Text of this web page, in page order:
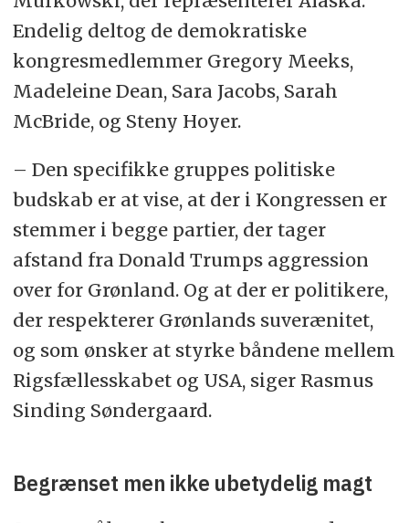
Endelig deltog de demokratiske
kongresmedlemmer Gregory Meeks,
Madeleine Dean, Sara Jacobs, Sarah
McBride, og Steny Hoyer.
– Den specifikke gruppes politiske
budskab er at vise, at der i Kongressen er
stemmer i begge partier, der tager
afstand fra Donald Trumps aggression
over for Grønland. Og at der er politikere,
der respekterer Grønlands suverænitet,
og som ønsker at styrke båndene mellem
Rigsfællesskabet og USA, siger Rasmus
Sinding Søndergaard.
Begrænset men ikke ubetydelig magt